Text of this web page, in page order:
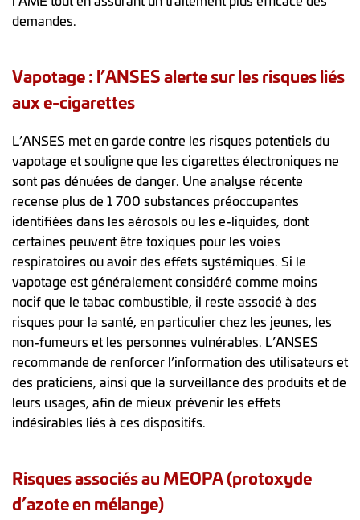
demandes.
Vapotage : l’ANSES alerte sur les risques liés
aux e-cigarettes
L’ANSES met en garde contre les risques potentiels du
vapotage et souligne que les cigarettes électroniques ne
sont pas dénuées de danger. Une analyse récente
recense plus de 1 700 substances préoccupantes
identifiées dans les aérosols ou les e-liquides, dont
certaines peuvent être toxiques pour les voies
respiratoires ou avoir des effets systémiques. Si le
vapotage est généralement considéré comme moins
nocif que le tabac combustible, il reste associé à des
risques pour la santé, en particulier chez les jeunes, les
non-fumeurs et les personnes vulnérables. L’ANSES
recommande de renforcer l’information des utilisateurs et
des praticiens, ainsi que la surveillance des produits et de
leurs usages, afin de mieux prévenir les effets
indésirables liés à ces dispositifs.
Risques associés au MEOPA (protoxyde
d’azote en mélange)